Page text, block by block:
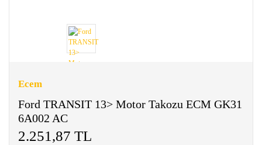
Ecem
Ford TRANSIT 13> Motor Takozu ECM GK31
6A002 AC
2.251,87 TL